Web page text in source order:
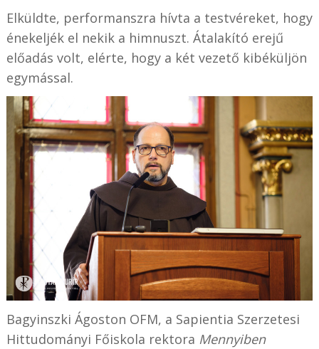
Elküldte, performanszra hívta a testvéreket, hogy
énekeljék el nekik a himnuszt. Átalakító erejű
előadás volt, elérte, hogy a két vezető kibéküljön
egymással.
Bagyinszki Ágoston OFM, a Sapientia Szerzetesi
Hittudományi Főiskola rektora Mennyiben